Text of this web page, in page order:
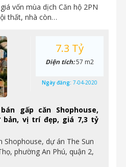
vốn mùa dịch Căn hộ 2PN
thất, nhà còn…
gấp căn Shophouse,
bản, vị trí đẹp, giá 7,3 tỷ
Shophouse, dự án The Sun
phường An Phú, quận 2,
7.3 Tỷ
Diện tích:57 m2
Ngày đăng: 7-04-2020